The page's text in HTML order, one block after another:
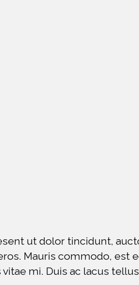
ut dolor tincidunt,
Mauris commodo, est
mi. Duis ac lacus